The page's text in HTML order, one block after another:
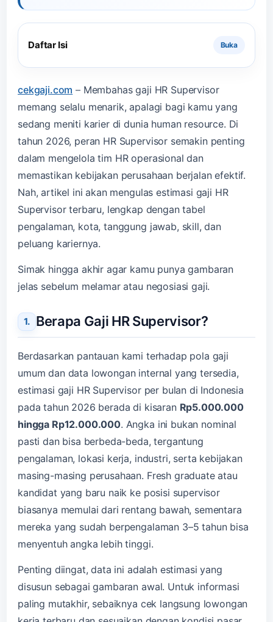
Daftar Isi
cekgaji.com – Membahas gaji HR Supervisor
memang selalu menarik, apalagi bagi kamu yang
sedang meniti karier di dunia human resource. Di
tahun 2026, peran HR Supervisor semakin penting
dalam mengelola tim HR operasional dan
memastikan kebijakan perusahaan berjalan efektif.
Nah, artikel ini akan mengulas estimasi gaji HR
Supervisor terbaru, lengkap dengan tabel
pengalaman, kota, tanggung jawab, skill, dan
peluang kariernya.
Simak hingga akhir agar kamu punya gambaran
jelas sebelum melamar atau negosiasi gaji.
Berapa Gaji HR Supervisor?
Berdasarkan pantauan kami terhadap pola gaji
umum dan data lowongan internal yang tersedia,
estimasi gaji HR Supervisor per bulan di Indonesia
pada tahun 2026 berada di kisaran Rp5.000.000
hingga Rp12.000.000. Angka ini bukan nominal
pasti dan bisa berbeda-beda, tergantung
pengalaman, lokasi kerja, industri, serta kebijakan
masing-masing perusahaan. Fresh graduate atau
kandidat yang baru naik ke posisi supervisor
biasanya memulai dari rentang bawah, sementara
mereka yang sudah berpengalaman 3–5 tahun bisa
menyentuh angka lebih tinggi.
Penting diingat, data ini adalah estimasi yang
disusun sebagai gambaran awal. Untuk informasi
paling mutakhir, sebaiknya cek langsung lowongan